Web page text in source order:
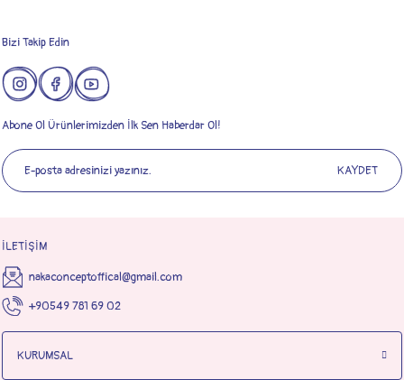
Bizi Takip Edin
Abone Ol Ürünlerimizden İlk Sen Haberdar Ol!
KAYDET
İLETİŞİM
nakaconceptoffical@gmail.com
+90549 781 69 02
KURUMSAL